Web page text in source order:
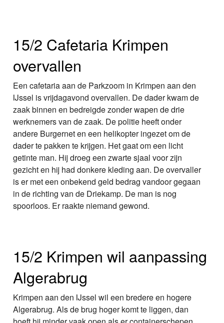
15/2 Cafetaria Krimpen
overvallen
Een cafetaria aan de Parkzoom in Krimpen aan den
IJssel is vrijdagavond overvallen. De dader kwam de
zaak binnen en bedreigde zonder wapen de drie
werknemers van de zaak. De politie heeft onder
andere Burgernet en een helikopter ingezet om de
dader te pakken te krijgen. Het gaat om een licht
getinte man. Hij droeg een zwarte sjaal voor zijn
gezicht en hij had donkere kleding aan. De overvaller
is er met een onbekend geld bedrag vandoor gegaan
in de richting van de Driekamp. De man is nog
spoorloos. Er raakte niemand gewond.
15/2 Krimpen wil aanpassing
Algerabrug
Krimpen aan den IJssel wil een bredere en hogere
Algerabrug. Als de brug hoger komt te liggen, dan